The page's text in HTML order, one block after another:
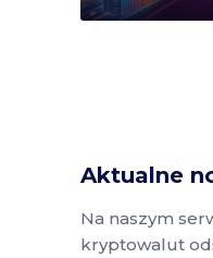
Aktualne
Na naszym
kryptowalut